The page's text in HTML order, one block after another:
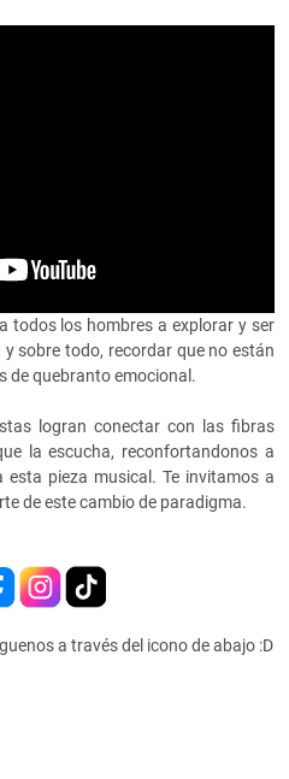
todos los hombres a explorar y ser
sobre todo, recordar que no están
de quebranto emocional.
logran conectar con las fibras
la escucha, reconfortandonos a
esta pieza musical. Te invitamos a
de este cambio de paradigma.
a través del icono de abajo :D